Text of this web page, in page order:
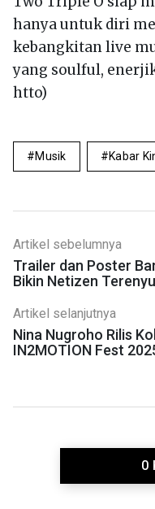
hanya untuk diri
kebangkitan live
yang soulful,
htto)
Musik Kabar
Artikel sebelumnya
Trailer dan Poster
Bikin Netizen
Artikel selanjutnya
Nina Nugroho Rilis
IN2MOTION Fest
0